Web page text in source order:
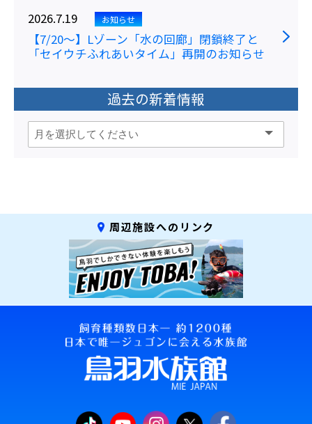
2026.7.19 お知らせ
【7/20～】Lゾーン「水の回廊」閉鎖終了と
「セイウチふれあいタイム」再開のお知らせ
過去の新着情報
周辺施設へのリンク